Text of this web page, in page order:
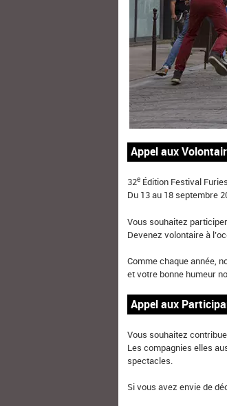
Appel aux
32e Édition Festival Furies
Du 13 au 18 septembre
Vous souhaitez
Devenez volontaire à
Comme chaque année,
et votre bonne humeur
Appel aux
Vous souhaitez
Les compagnies elles
spectacles.
Si vous avez envie de